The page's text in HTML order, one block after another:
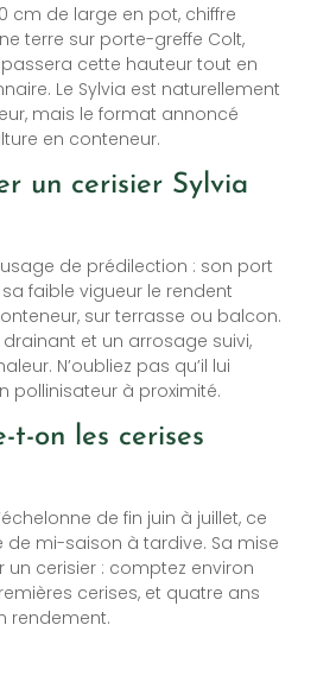
cm de large en pot, chiffre
terre sur porte-greffe Colt,
cette hauteur tout en
Le Sylvia est naturellement
mais le format annoncé
en conteneur.
un cerisier Sylvia
de prédilection : son port
faible vigueur le rendent
sur terrasse ou balcon.
et un arrosage suivi,
N’oubliez pas qu’il lui
pollinisateur à proximité.
t-on les cerises
de fin juin à juillet, ce
de mi-saison à tardive. Sa mise
cerisier : comptez environ
cerises, et quatre ans
rendement.